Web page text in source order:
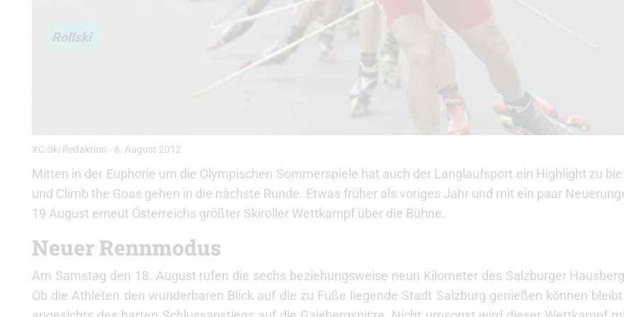
Rollski
XC-Ski Redaktion - 6. August 2012
Mitten in der Euphorie um die Olympischen Sommerspiele hat auch der Langlaufsport ein Highlight zu
und Climb the Goas gehen in die nächste Runde. Etwas früher als voriges Jahr und mit ein paar
19 August erneut Österreichs größter Skiroller Wettkampf über die Bühne.
Neuer Rennmodus
Am Samstag den 18. August rufen die sechs beziehungsweise neun Kilometer des Salzburger
Ob die Athleten den wunderbaren Blick auf die zu Fuße liegende Stadt Salzburg genießen können